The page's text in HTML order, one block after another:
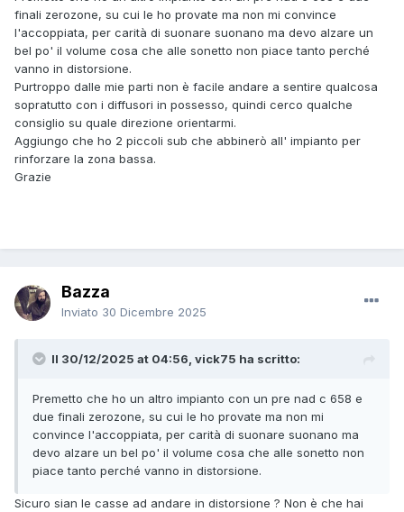
finali zerozone, su cui le ho provate ma non mi convince
l'accoppiata, per carità di suonare suonano ma devo alzare un
bel po' il volume cosa che alle sonetto non piace tanto perché
vanno in distorsione.
Purtroppo dalle mie parti non è facile andare a sentire qualcosa
sopratutto con i diffusori in possesso, quindi cerco qualche
consiglio su quale direzione orientarmi.
Aggiungo che ho 2 piccoli sub che abbinerò all' impianto per
rinforzare la zona bassa.
Grazie
Bazza
Inviato 30 Dicembre 2025
Il 30/12/2025 at 04:56, vick75 ha scritto:
Premetto che ho un altro impianto con un pre nad c 658 e
due finali zerozone, su cui le ho provate ma non mi
convince l'accoppiata, per carità di suonare suonano ma
devo alzare un bel po' il volume cosa che alle sonetto non
piace tanto perché vanno in distorsione.
Sicuro sian le casse ad andare in distorsione ? Non è che hai